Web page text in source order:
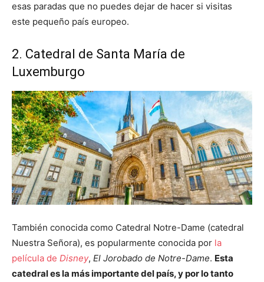
esas paradas que no puedes dejar de hacer si visitas
este pequeño país europeo.
2. Catedral de Santa María de
Luxemburgo
También conocida como Catedral Notre-Dame (catedral
Nuestra Señora), es popularmente conocida por la
película de Disney, El Jorobado de Notre-Dame. Esta
catedral es la más importante del país, y por lo tanto